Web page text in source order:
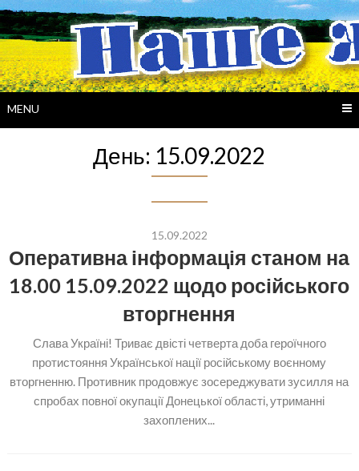
Skip
to
content
MENU
День: 15.09.2022
15.09.2022
Оперативна інформація станом на
18.00 15.09.2022 щодо російського
вторгнення
Слава Україні! Триває двісті четверта доба героїчного
протистояння Української нації російському воєнному
вторгненню. Противник продовжує зосереджувати зусилля на
спробах повної окупації Донецької області, утриманні
захоплених...